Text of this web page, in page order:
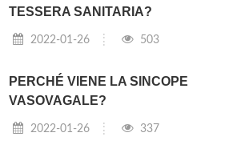
TESSERA SANITARIA?
2022-01-26 503
PERCHÉ VIENE LA SINCOPE
VASOVAGALE?
2022-01-26 337